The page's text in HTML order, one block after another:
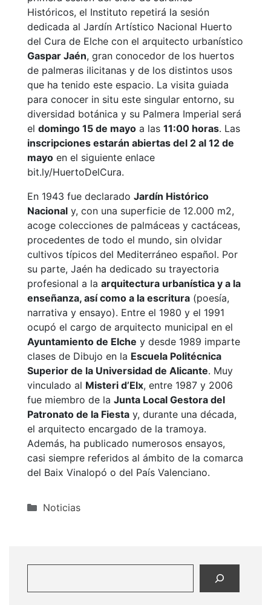
Históricos, el Instituto repetirá la sesión
dedicada al Jardín Artístico Nacional Huerto
del Cura de Elche con el arquitecto urbanístico
Gaspar Jaén, gran conocedor de los huertos
de palmeras ilicitanas y de los distintos usos
que ha tenido este espacio. La visita guiada
para conocer in situ este singular entorno, su
diversidad botánica y su Palmera Imperial será
el domingo 15 de mayo a las 11:00 horas. Las
inscripciones estarán abiertas del 2 al 12 de
mayo en el siguiente enlace
bit.ly/HuertoDelCura.
En 1943 fue declarado Jardín Histórico
Nacional y, con una superficie de 12.000 m2,
acoge colecciones de palmáceas y cactáceas,
procedentes de todo el mundo, sin olvidar
cultivos típicos del Mediterráneo español. Por
su parte, Jaén ha dedicado su trayectoria
profesional a la arquitectura urbanística y a la
enseñanza, así como a la escritura (poesía,
narrativa y ensayo). Entre el 1980 y el 1991
ocupó el cargo de arquitecto municipal en el
Ayuntamiento de Elche y desde 1989 imparte
clases de Dibujo en la Escuela Politécnica
Superior de la Universidad de Alicante. Muy
vinculado al Misteri d’Elx, entre 1987 y 2006
fue miembro de la Junta Local Gestora del
Patronato de la Fiesta y, durante una década,
el arquitecto encargado de la tramoya.
Además, ha publicado numerosos ensayos,
casi siempre referidos al ámbito de la comarca
del Baix Vinalopó o del País Valenciano.
Categorías
Noticias